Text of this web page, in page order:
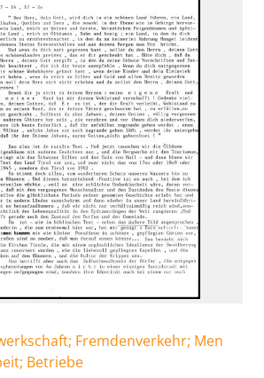
Fremdenverkehr; Men
Betriebe